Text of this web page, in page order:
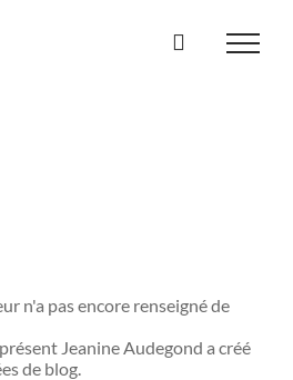
n'a pas encore renseigné de
Jeanine Audegond a créé
de blog.